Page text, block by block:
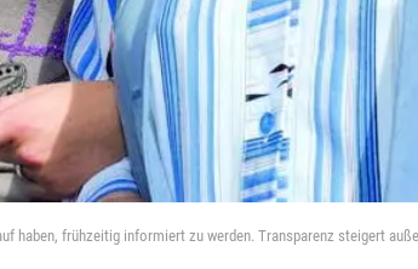
haben, frühzeitig informiert zu werden. Transparenz steigert